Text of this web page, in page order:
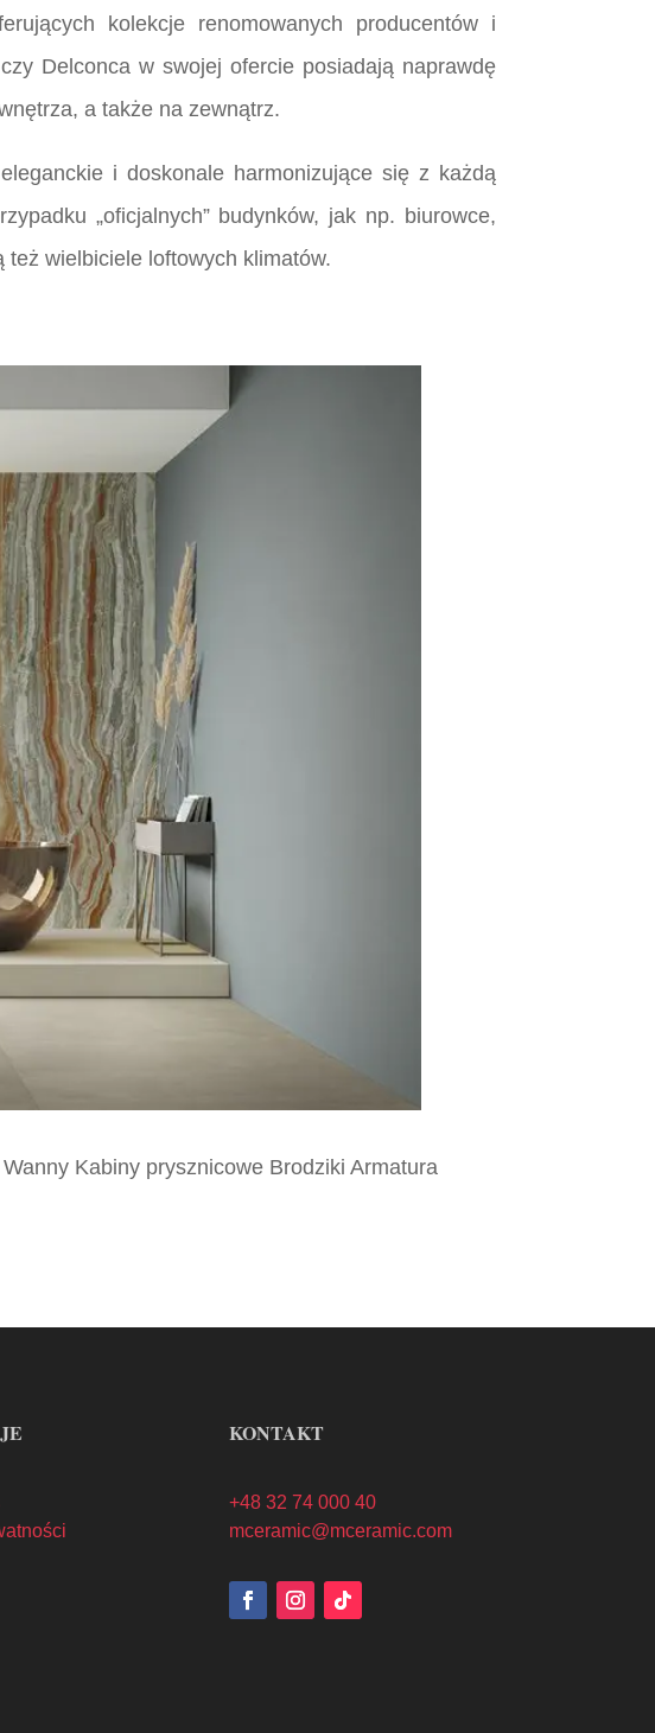
kolekcje renomowanych producentów i
Delconca w swojej ofercie posiadają naprawdę
a także na zewnątrz.
i doskonale harmonizujące się z każdą
„oficjalnych” budynków, jak np. biurowce,
wielbiciele loftowych klimatów.
Wanny Kabiny prysznicowe Brodziki Armatura
KONTAKT
+48 32 74 000 40
mceramic@mceramic.com